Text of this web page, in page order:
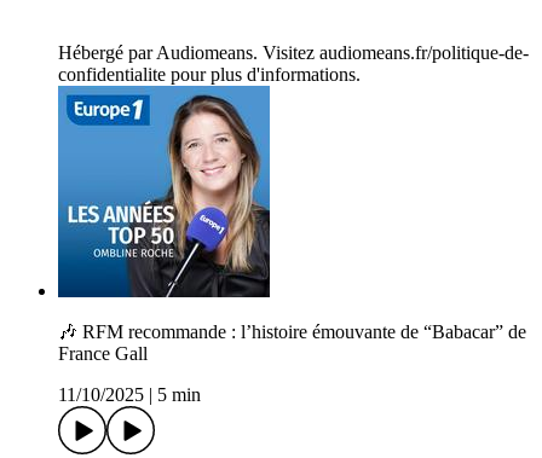
Hébergé par Audiomeans. Visitez audiomeans.fr/politique-de-
confidentialite pour plus d'informations.
🎶 RFM recommande : l’histoire émouvante de “Babacar” de
France Gall
11/10/2025
5 min